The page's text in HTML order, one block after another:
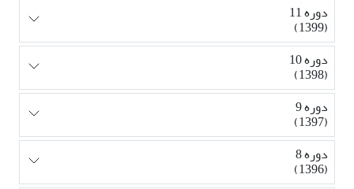
دوره 11
(1399)
دوره 10
(1398)
دوره 9
(1397)
دوره 8
(1396)